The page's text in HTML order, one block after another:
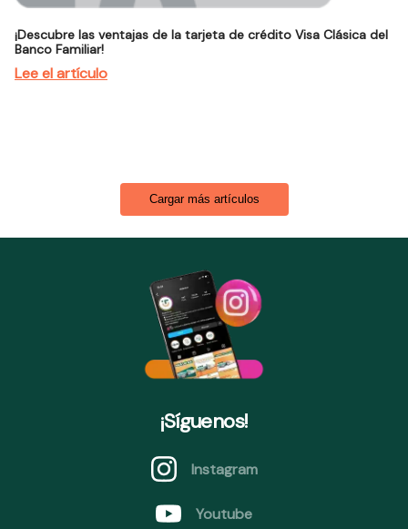
¡Descubre las ventajas de la tarjeta de crédito Visa Clásica del
Banco Familiar!
Lee el artículo
Cargar más artículos
¡Síguenos!
Instagram
Youtube